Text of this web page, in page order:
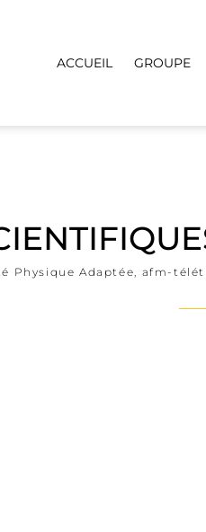
ACCUEIL GROUPE
Physique Adaptée, afm-